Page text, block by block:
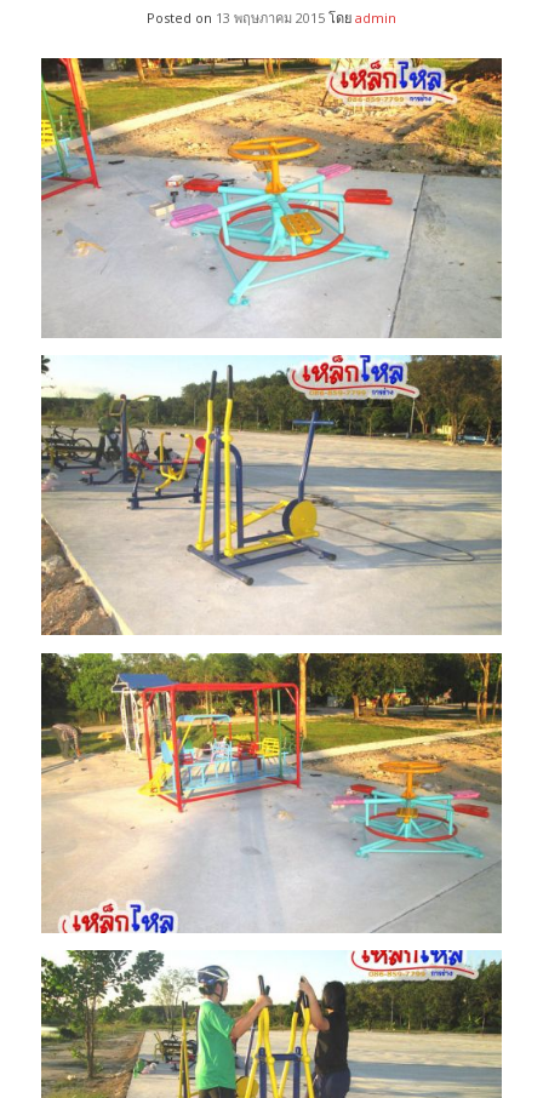
Posted on 13 พฤษภาคม 2015 โดย admin